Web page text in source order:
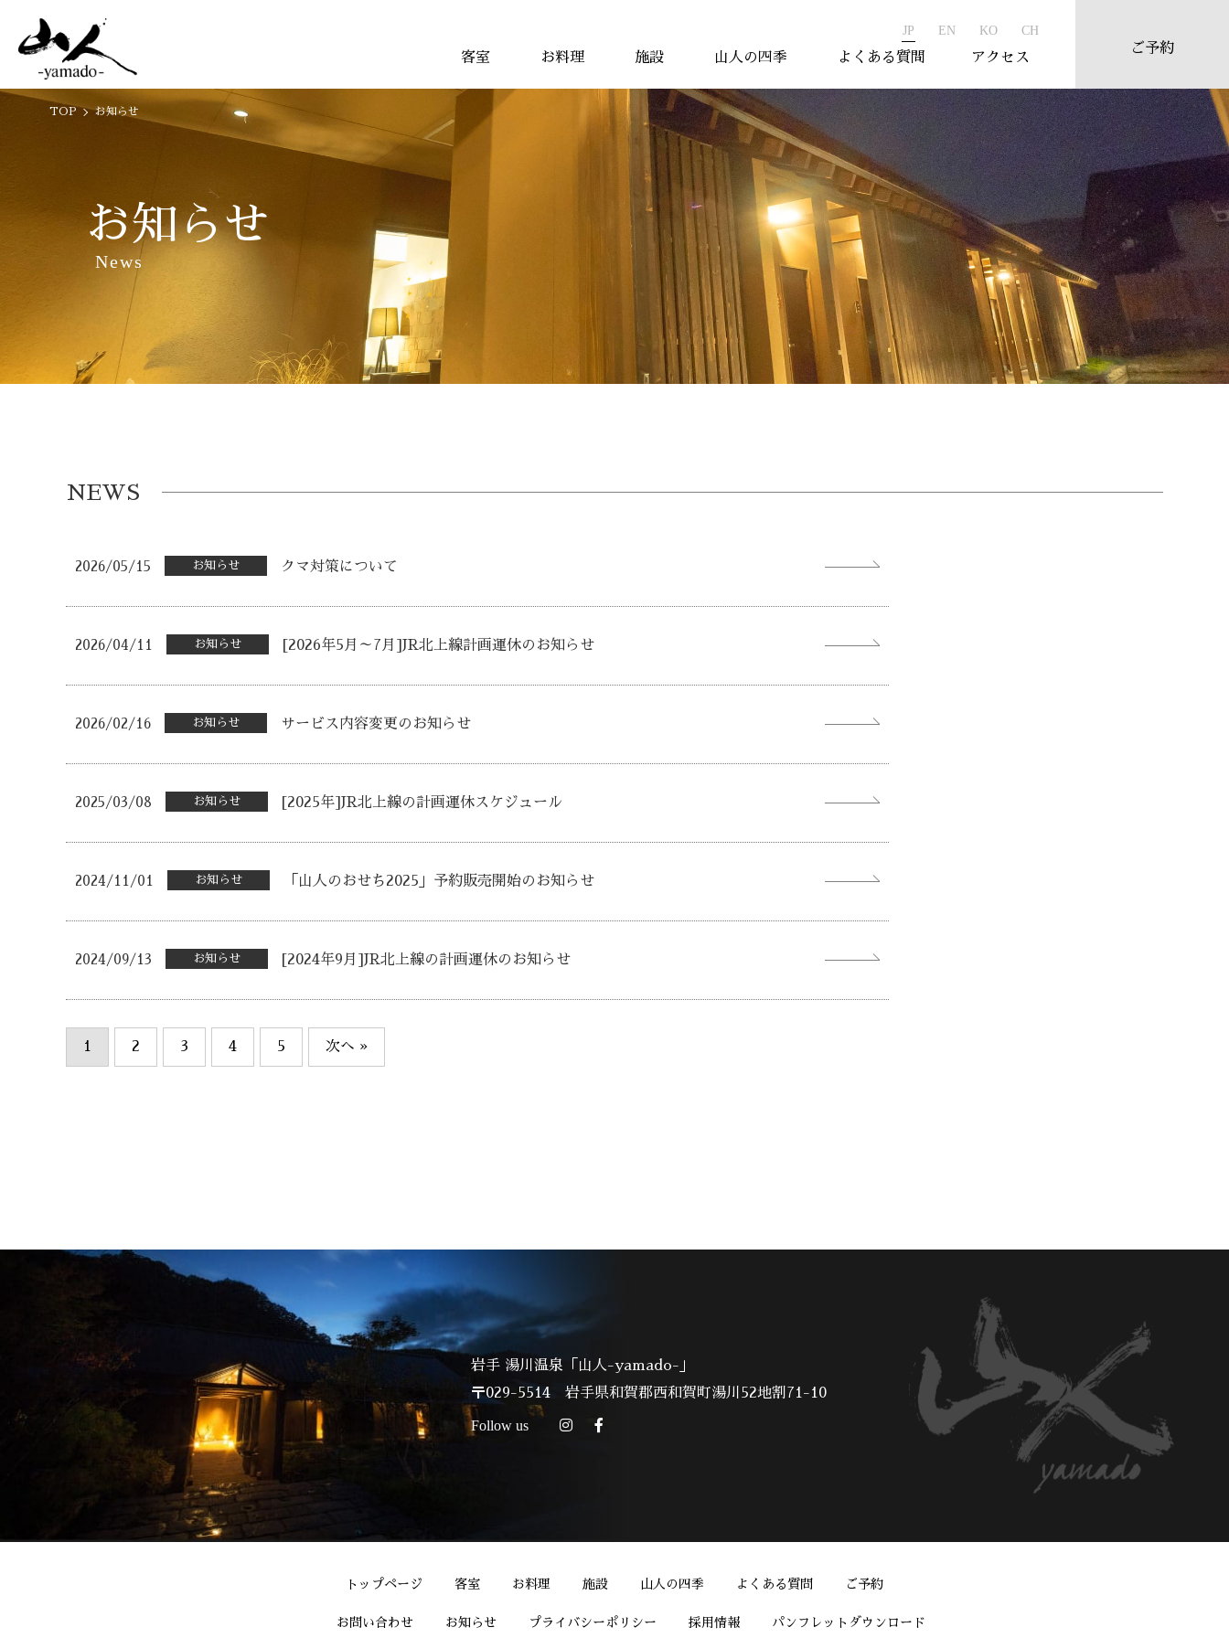
客室 お料理 施設 山人の四季 よくある質問
JP EN KO CH
アクセス
ご予約
お知らせ
News
TOP お知らせ
NEWS
2026/05/15 お知らせ クマ対策について
2026/04/11 お知らせ [2026年5月～7月]JR北上線計画運休のお知らせ
2026/02/16 お知らせ サービス内容変更のお知らせ
2025/03/08 お知らせ [2025年]JR北上線の計画運休スケジュール
2024/11/01 お知らせ 「山人のおせち2025」予約販売開始のお知らせ
2024/09/13 お知らせ [2024年9月]JR北上線の計画運休のお知らせ
1 2 3 4 5 次へ »
岩手 湯川温泉「山人-yamado-」
〒029-5514 岩手県和賀郡西和賀町湯川52地割71-10
Follow us
トップページ 客室 お料理 施設 山人の四季 よくある質問 ご予約
お問い合わせ お知らせ プライバシーポリシー 採用情報 パンフレットダウンロード